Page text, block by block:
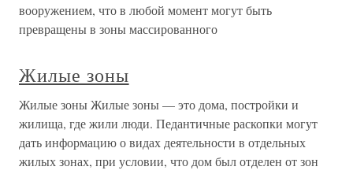
вооружением, что в любой момент могут быть
превращены в зоны массированного
Жилые зоны
Жилые зоны Жилые зоны — это дома, постройки и
жилища, где жили люди. Педантичные раскопки могут
дать информацию о видах деятельности в отдельных
жилых зонах, при условии, что дом был отделен от зон